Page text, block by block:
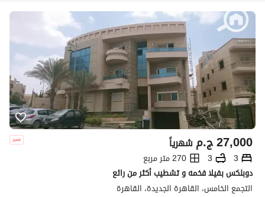
ج.م27,000 شهرياً
3
3
270 متر مربع
دوبلكس بفيلا فخمه و تشطيب أكثر من رائع
التجمع الخامس، القاهرة الجديدة، القاهرة